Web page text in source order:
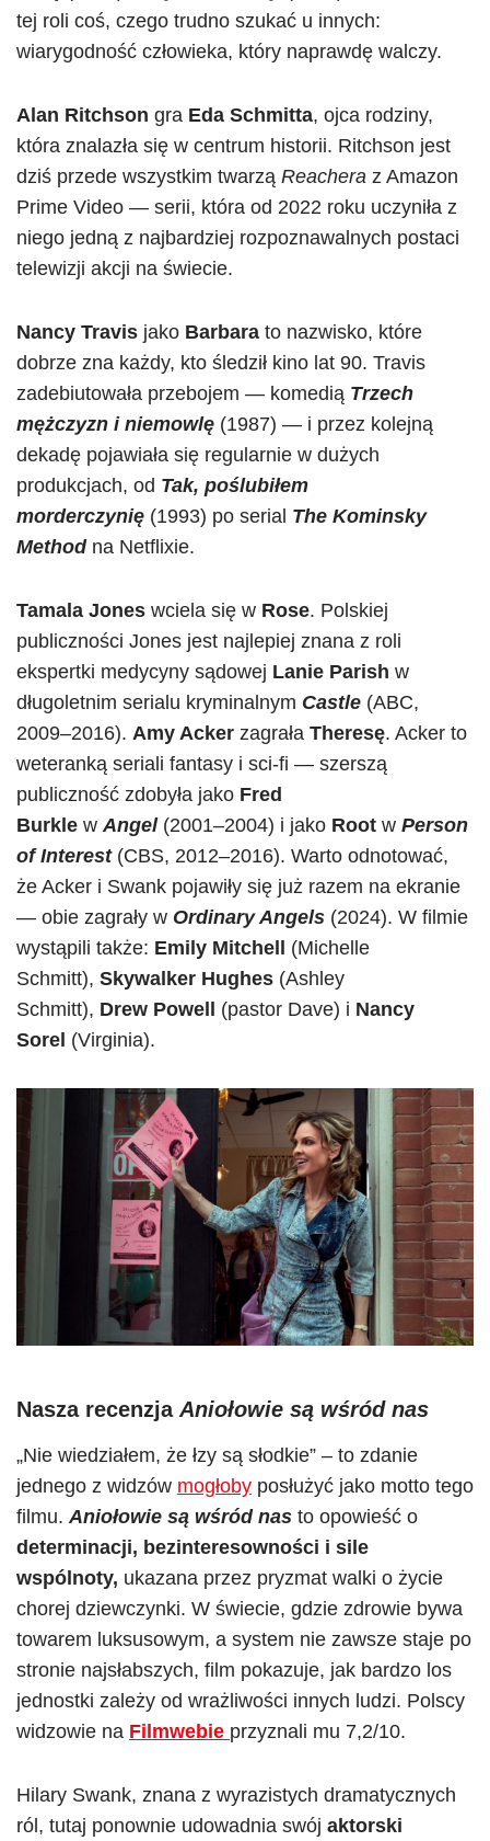
tej roli coś, czego trudno szukać u innych:
wiarygodność człowieka, który naprawdę walczy.
Alan Ritchson gra Eda Schmitta, ojca rodziny,
która znalazła się w centrum historii. Ritchson jest
dziś przede wszystkim twarzą Reachera z Amazon
Prime Video — serii, która od 2022 roku uczyniła z
niego jedną z najbardziej rozpoznawalnych postaci
telewizji akcji na świecie.
Nancy Travis jako Barbara to nazwisko, które
dobrze zna każdy, kto śledził kino lat 90. Travis
zadebiutowała przebojem — komedią Trzech
mężczyzn i niemowlę (1987) — i przez kolejną
dekadę pojawiała się regularnie w dużych
produkcjach, od Tak, poślubiłem
morderczynię (1993) po serial The Kominsky
Methodna Netflixie.
Tamala Jones wciela się w Rose. Polskiej
publiczności Jones jest najlepiej znana z roli
ekspertki medycyny sądowej Lanie Parish w
długoletnim serialu kryminalnym Castle (ABC,
2009–2016). Amy Acker zagrała Theresę. Acker to
weteranką seriali fantasy i sci-fi — szerszą
publiczność zdobyła jako Fred
Burkle wAngel(2001–2004) i jako Root w Person
of Interest(CBS, 2012–2016). Warto odnotować,
że Acker i Swank pojawiły się już razem na ekranie
— obie zagrały w Ordinary Angels (2024). W filmie
wystąpili także: Emily Mitchell
(Michelle
Schmitt), Skywalker Hughes (Ashley
Schmitt), Drew Powell (pastor Dave) i Nancy
Sorel (Virginia).
Nasza recenzja Aniołowie są wśród nas
„Nie wiedziałem, że łzy są słodkie” – to zdanie
jednego z widzów mogłoby posłużyć jako motto tego
filmu.Aniołowie są wśród nas to opowieść o
determinacji, bezinteresowności i sile
wspólnoty, ukazana przez pryzmat walki o życie
chorej dziewczynki. W świecie, gdzie zdrowie bywa
towarem luksusowym, a system nie zawsze staje po
stronie najsłabszych, film pokazuje, jak bardzo los
jednostki zależy od wrażliwości innych ludzi. Polscy
widzowie na Filmwebie przyznali mu 7,2/10.
Hilary Swank, znana z wyrazistych dramatycznych
ról, tutaj ponownie udowadnia swój aktorski